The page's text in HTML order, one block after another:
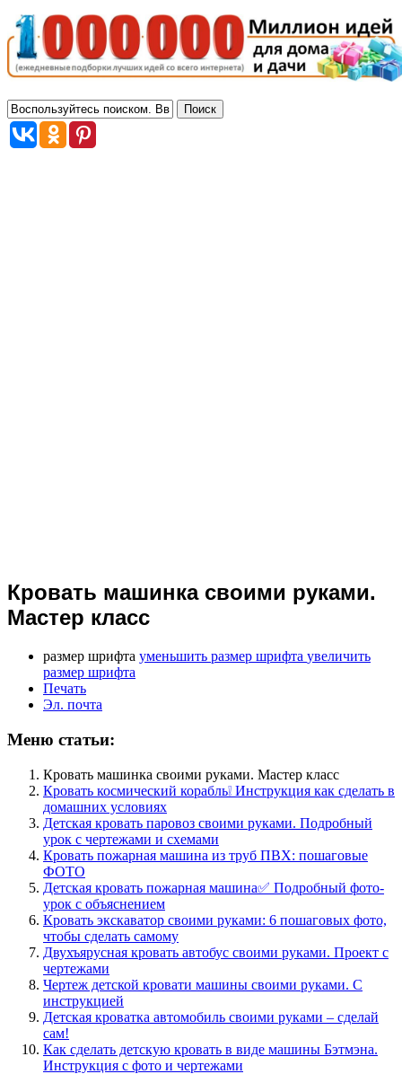
Кровать машинка своими руками.
Мастер класс
размер шрифта уменьшить размер шрифта увеличить
размер шрифта
Печать
Эл. почта
Меню статьи:
Кровать машинка своими руками. Мастер класс
Кровать космический корабль❕ Инструкция как сделать в
домашних условиях
Детская кровать паровоз своими руками. Подробный
урок с чертежами и схемами
Кровать пожарная машина из труб ПВХ: пошаговые
ФОТО
Детская кровать пожарная машина✅ Подробный фото-
урок с объяснением
Кровать экскаватор своими руками: 6 пошаговых фото,
чтобы сделать самому
Двухъярусная кровать автобус своими руками. Проект с
чертежами
Чертеж детской кровати машины своими руками. С
инструкцией
Детская кроватка автомобиль своими руками – сделай
сам!
Как сделать детскую кровать в виде машины Бэтмэна.
Инструкция с фото и чертежами